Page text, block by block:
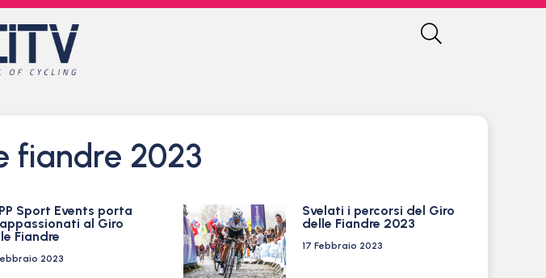
fiandre 2023
Sport Events porta
al Giro
Fiandre
2023
Svelati i percorsi del Giro
delle Fiandre 2023
17 Febbraio 2023